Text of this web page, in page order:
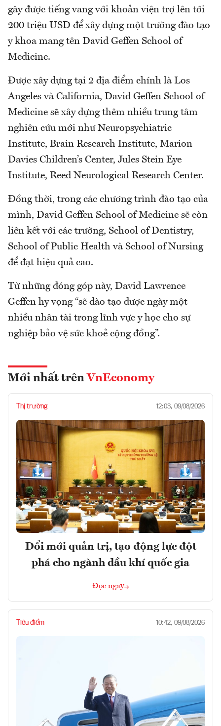
gây được tiếng vang với khoản viện trợ lên tới
200 triệu USD để xây dựng một trường đào tạo
y khoa mang tên David Geffen School of
Medicine.
Được xây dựng tại 2 địa điểm chính là Los
Angeles và California, David Geffen School of
Medicine sẽ xây dựng thêm nhiều trung tâm
nghiên cứu mới như Neuropsychiatric
Institute, Brain Research Institute, Marion
Davies Children’s Center, Jules Stein Eye
Institute, Reed Neurological Research Center.
Đồng thời, trong các chương trình đào tạo của
mình, David Geffen School of Medicine sẽ còn
liên kết với các trường, School of Dentistry,
School of Public Health và School of Nursing
để đạt hiệu quả cao.
Từ những đóng góp này, David Lawrence
Geffen hy vọng “sẽ đào tạo được ngày một
nhiều nhân tài trong lĩnh vực y học cho sự
nghiệp bảo vệ sức khoẻ cộng đồng”.
Mới nhất trên VnEconomy
Thị trường 12:03, 09/08/2026
Đổi mới quản trị, tạo động lực đột
phá cho ngành dầu khí quốc gia
Đọc ngay
Tiêu điểm 10:42, 09/08/2026